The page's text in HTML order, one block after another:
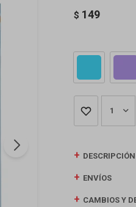
$ 149
1
DESCRIPCIÓN
ENVÍOS
CAMBIOS Y